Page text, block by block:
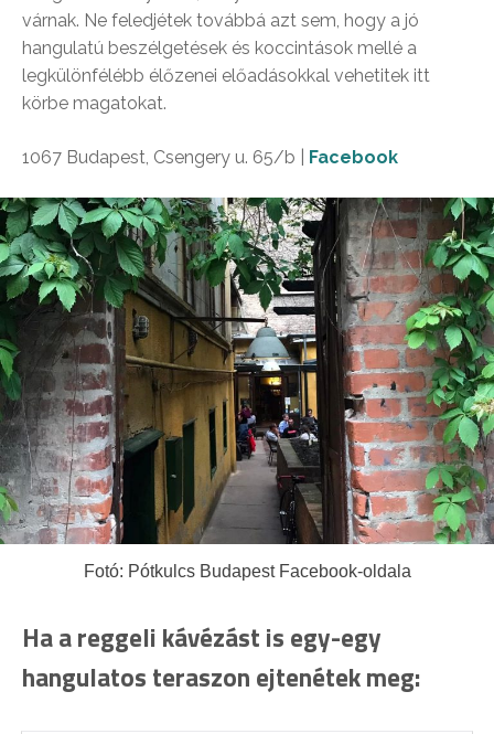
várnak. Ne feledjétek továbbá azt sem, hogy a jó
hangulatú beszélgetések és koccintások mellé a
legkülönfélébb élőzenei előadásokkal vehetitek itt
körbe magatokat.
1067 Budapest, Csengery u. 65/b | Facebook
Fotó: Pótkulcs Budapest Facebook-oldala
Ha a reggeli kávézást is egy-egy
hangulatos teraszon ejtenétek meg: